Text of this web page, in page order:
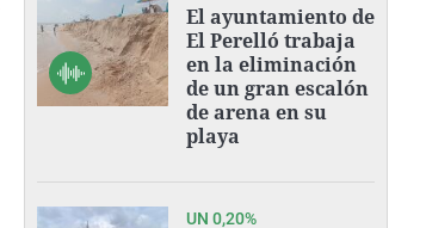
El ayuntamiento de
El Perelló trabaja
en la eliminación
de un gran escalón
de arena en su
playa
UN 0,20%